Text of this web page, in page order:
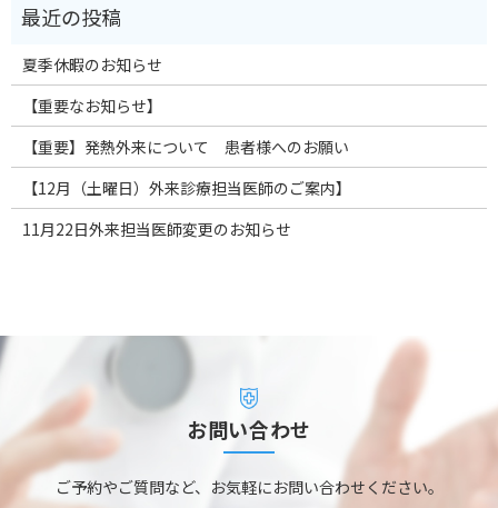
夏季休暇のお知らせ
【重要なお知らせ】
【重要】発熱外来について 患者様へのお願い
【12月（土曜日）外来診療担当医師のご案内】
11月22日外来担当医師変更のお知らせ
お問い合わせ
ご予約やご質問など、お気軽にお問い合わせください。